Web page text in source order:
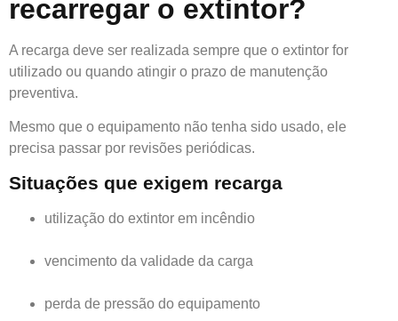
recarregar o extintor?
A recarga deve ser realizada sempre que o extintor for
utilizado ou quando atingir o prazo de manutenção
preventiva.
Mesmo que o equipamento não tenha sido usado, ele
precisa passar por revisões periódicas.
Situações que exigem recarga
utilização do extintor em incêndio
vencimento da validade da carga
perda de pressão do equipamento